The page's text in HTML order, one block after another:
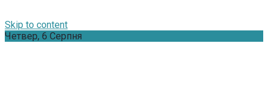
Skip to content
Четвер, 6 Серпня